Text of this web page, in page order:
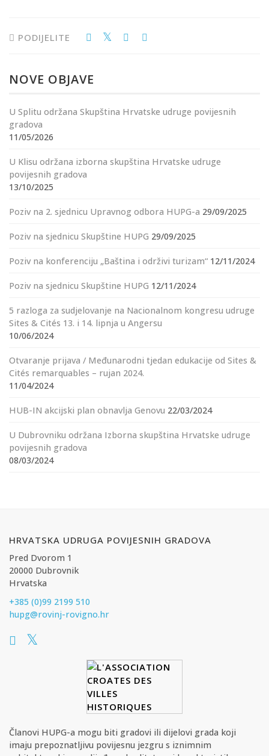
PODIJELITE
NOVE OBJAVE
U Splitu održana Skupština Hrvatske udruge povijesnih
gradova
11/05/2026
U Klisu održana izborna skupština Hrvatske udruge
povijesnih gradova
13/10/2025
Poziv na 2. sjednicu Upravnog odbora HUPG-a 29/09/2025
Poziv na sjednicu Skupštine HUPG 29/09/2025
Poziv na konferenciju „Baština i održivi turizam“ 12/11/2024
Poziv na sjednicu Skupštine HUPG 12/11/2024
5 razloga za sudjelovanje na Nacionalnom kongresu udruge
Sites & Cités 13. i 14. lipnja u Angersu
10/06/2024
Otvaranje prijava / Međunarodni tjedan edukacije od Sites &
Cités remarquables – rujan 2024.
11/04/2024
HUB-IN akcijski plan obnavlja Genovu 22/03/2024
U Dubrovniku održana Izborna skupština Hrvatske udruge
povijesnih gradova
08/03/2024
HRVATSKA UDRUGA POVIJESNIH GRADOVA
Pred Dvorom 1
20000 Dubrovnik
Hrvatska
+385 (0)99 2199 510
hupg@rovinj-rovigno.hr
Članovi HUPG-a mogu biti gradovi ili dijelovi grada koji
imaju prepoznatljivu povijesnu jezgru s iznimnim